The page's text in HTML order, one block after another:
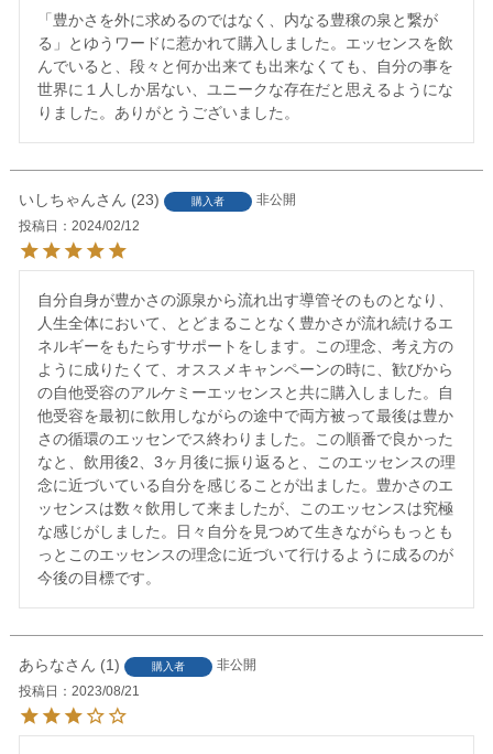
「豊かさを外に求めるのではなく、内なる豊穣の泉と繋が
る」とゆうワードに惹かれて購入しました。エッセンスを飲
んでいると、段々と何か出来ても出来なくても、自分の事を
世界に１人しか居ない、ユニークな存在だと思えるようにな
りました。ありがとうございました。
いしちゃん 23 購入者
非公開
投稿日
2024/02/12
自分自身が豊かさの源泉から流れ出す導管そのものとなり、
人生全体において、とどまることなく豊かさが流れ続けるエ
ネルギーをもたらすサポートをします。この理念、考え方の
ように成りたくて、オススメキャンペーンの時に、歓びから
の自他受容のアルケミーエッセンスと共に購入しました。自
他受容を最初に飲用しながらの途中で両方被って最後は豊か
さの循環のエッセンでス終わりました。この順番で良かった
なと、飲用後2、3ヶ月後に振り返ると、このエッセンスの理
念に近づいている自分を感じることが出ました。豊かさのエ
ッセンスは数々飲用して来ましたが、このエッセンスは究極
な感じがしました。日々自分を見つめて生きながらもっとも
っとこのエッセンスの理念に近づいて行けるように成るのが
今後の目標です。
あらな 1 購入者
非公開
投稿日
2023/08/21